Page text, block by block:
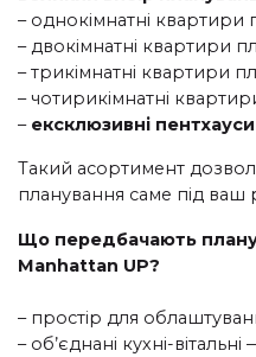
– однокімнатні
– двокімнатні квартири
– трикімнатні квартири
– чотирикімнатні
– ексклюзивні пентхауси
Такий асортимент
планування саме під ваш
Що передбачають
Manhattan UP?
– простір для
– об’єднані кухні-